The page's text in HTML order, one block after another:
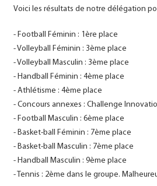
Voici les résultats de notre délégation
- Football Féminin : 1ère place
- Volleyball Féminin : 3ème place
- Volleyball Masculin : 3ème place
- Handball Féminin : 4ème place
- Athlétisme : 4ème place
- Concours annexes : Challenge
- Football Masculin : 6ème place
- Basket-ball Féminin : 7ème place
- Basket-ball Masculin : 7ème place
- Handball Masculin : 9ème place
- Tennis : 2ème dans le groupe.